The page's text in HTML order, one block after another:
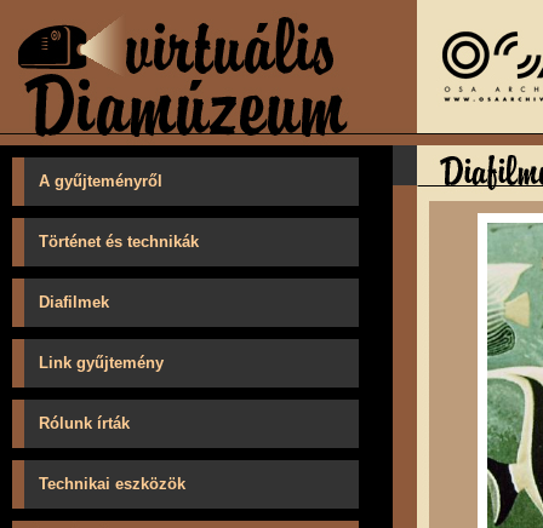
A gyűjteményről
Történet és technikák
Diafilmek
Link gyűjtemény
Rólunk írták
Technikai eszközök